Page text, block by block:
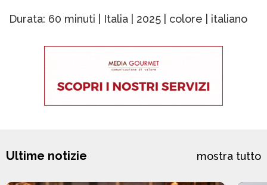
Durata: 60 minuti | Italia | 2025 | colore | italiano
Ultime notizie mostra tutto